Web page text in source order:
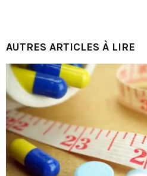
AUTRES ARTICLES À LIRE